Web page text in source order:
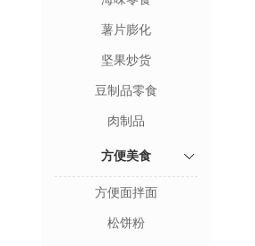
薯片膨化
坚果炒货
豆制品零食
肉制品
方便美食
方便面拌面
松饼粉